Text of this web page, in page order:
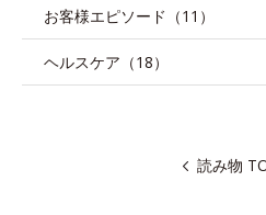
お客様エピソード（11）
ヘルスケア（18）
読み物